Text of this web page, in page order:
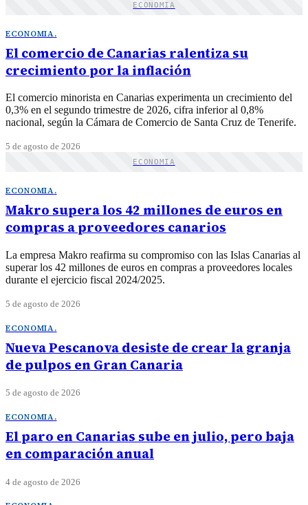
ECONOMIA
ECONOMIA.
El comercio de Canarias ralentiza su
crecimiento por la inflación
El comercio minorista en Canarias experimenta un crecimiento del
0,3% en el segundo trimestre de 2026, cifra inferior al 0,8%
nacional, según la Cámara de Comercio de Santa Cruz de Tenerife.
5 de agosto de 2026
ECONOMIA
ECONOMIA.
Makro supera los 42 millones de euros en
compras a proveedores canarios
La empresa Makro reafirma su compromiso con las Islas Canarias al
superar los 42 millones de euros en compras a proveedores locales
durante el ejercicio fiscal 2024/2025.
5 de agosto de 2026
ECONOMIA.
Nueva Pescanova desiste de crear la granja
de pulpos en Gran Canaria
5 de agosto de 2026
ECONOMIA.
El paro en Canarias sube en julio, pero baja
en comparación anual
4 de agosto de 2026